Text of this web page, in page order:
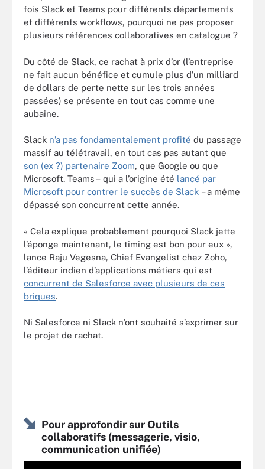
fois Slack et Teams pour différents départements
et différents workflows, pourquoi ne pas proposer
plusieurs références collaboratives en catalogue ?
Du côté de Slack, ce rachat à prix d’or (l’entreprise
ne fait aucun bénéfice et cumule plus d’un milliard
de dollars de perte nette sur les trois années
passées) se présente en tout cas comme une
aubaine.
Slack n’a pas fondamentalement profité du passage
massif au télétravail, en tout cas pas autant que
son (ex ?) partenaire Zoom, que Google ou que
Microsoft. Teams – qui a l’origine été lancé par
Microsoft pour contrer le succès de Slack – a même
dépassé son concurrent cette année.
« Cela explique probablement pourquoi Slack jette
l’éponge maintenant, le timing est bon pour eux »,
lance Raju Vegesna, Chief Evangelist chez Zoho,
l’éditeur indien d’applications métiers qui est
concurrent de Salesforce avec plusieurs de ces
briques.
Ni Salesforce ni Slack n’ont souhaité s’exprimer sur
le projet de rachat.
Pour approfondir sur Outils
collaboratifs (messagerie, visio,
communication unifiée)